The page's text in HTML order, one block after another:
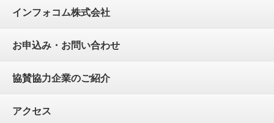
インフォコム株式会社
お申込み・お問い合わせ
協賛協力企業のご紹介
アクセス